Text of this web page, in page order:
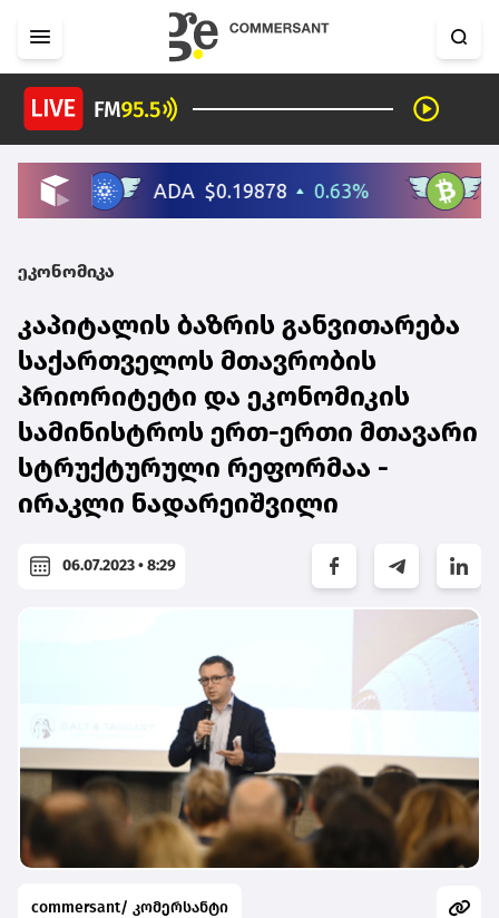
ეკონომიკა
კაპიტალის ბაზრის განვითარება
საქართველოს მთავრობის
პრიორიტეტი და ეკონომიკის
სამინისტროს ერთ-ერთი მთავარი
სტრუქტურული რეფორმაა -
ირაკლი ნადარეიშვილი
06.07.2023 • 8:29
commersant/ კომერსანტი